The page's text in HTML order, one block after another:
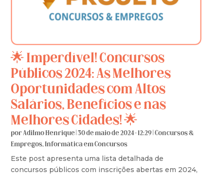
🌟 Imperdível! Concursos
Públicos 2024: As Melhores
Oportunidades com Altos
Salários, Benefícios e nas
Melhores Cidades! 🌟
porAdilmo Henrique|30 de maio de 2024 - 12:29|Concursos &
Empregos,Informática em Concursos
Este post apresenta uma lista detalhada de
concursos públicos com inscrições abertas em 2024,